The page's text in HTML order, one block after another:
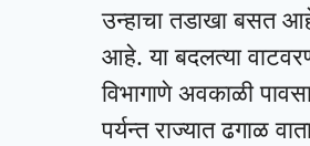
उन्हाचा तडाखा बसत
आहे. या बदलत्या
विभागाणे अवकाळी
पर्यन्त राज्यात ढगाळ